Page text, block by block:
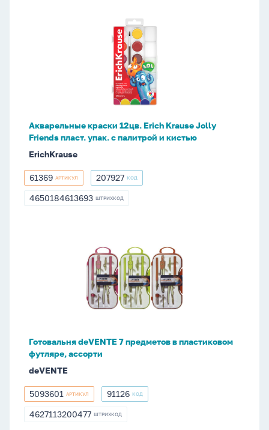
упак.
с
палитрой
и
кистью
Акварельные краски 12цв. Erich Krause Jolly
Friends пласт. упак. с палитрой и кистью
ErichKrause
61369
61369 АРТИКУЛ 207927
207927 КОД
4650184613693
4650184613693 ШТРИХКОД
пластиковом
Готовальня deVENTE 7 предметов в пластиковом
футляре, ассорти
deVENTE
5093601
5093601 АРТИКУЛ 91126
91126 КОД
4627113200477
4627113200477 ШТРИХКОД